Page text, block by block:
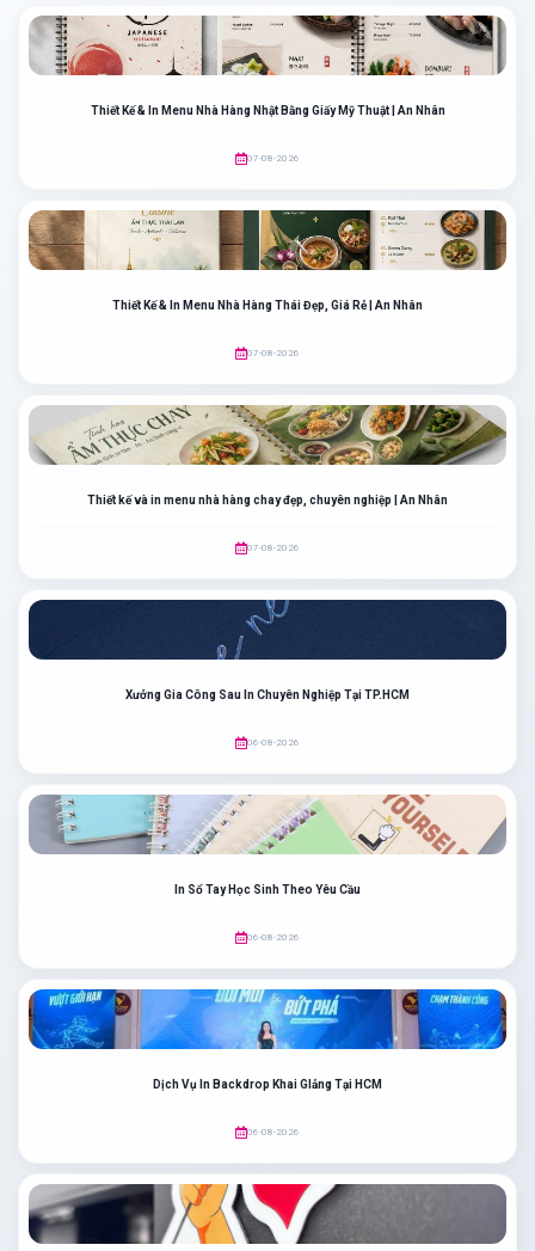
Thiết Kế & In Menu Nhà Hàng Nhật Bằng Giấy Mỹ Thuật | An Nhân
07-08-2026
Thiết Kế & In Menu Nhà Hàng Thái Đẹp, Giá Rẻ | An Nhân
07-08-2026
Thiết kế và in menu nhà hàng chay đẹp, chuyên nghiệp | An Nhân
07-08-2026
Xưởng Gia Công Sau In Chuyên Nghiệp Tại TP.HCM
06-08-2026
In Sổ Tay Học Sinh Theo Yêu Cầu
06-08-2026
Dịch Vụ In Backdrop Khai GIảng Tại HCM
06-08-2026